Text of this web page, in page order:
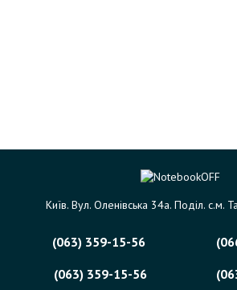
Київ. Вул. Оленівська 34а. Поділ. с.м.
(063) 359-15-56
(063) 359-15-56